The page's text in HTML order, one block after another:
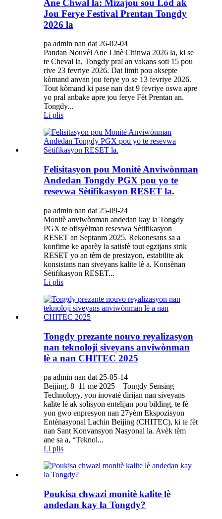
Ane Chwal la: Mizajou sou Lòd ak
Jou Ferye Festival Prentan Tongdy
2026 la
pa admin nan dat 26-02-04
Pandan Nouvèl Ane Linè Chinwa 2026 la, ki se
te Cheval la, Tongdy pral an vakans soti 15 pou
rive 23 fevriye 2026. Dat limit pou aksepte
kòmand anvan jou ferye yo se 13 fevriye 2026.
Tout kòmand ki pase nan dat 9 fevriye oswa apre
yo pral anbake apre jou ferye Fèt Prentan an.
Tongdy...
Li plis
Felisitasyon pou Monitè Anviwònman
Andedan Tongdy PGX pou yo te
resevwa Sètifikasyon RESET la.
pa admin nan dat 25-09-24
Monitè anviwònman andedan kay la Tongdy
PGX te ofisyèlman resevwa Sètifikasyon
RESET an Septanm 2025. Rekonesans sa a
konfime ke aparèy la satisfè tout egzijans strik
RESET yo an tèm de presizyon, estabilite ak
konsistans nan siveyans kalite lè a. Konsènan
Sètifikasyon RESET...
Li plis
Tongdy prezante nouvo reyalizasyon
nan teknoloji siveyans anviwònman
lè a nan CHITEC 2025
pa admin nan dat 25-05-14
Beijing, 8–11 me 2025 – Tongdy Sensing
Technology, yon inovatè dirijan nan siveyans
kalite lè ak solisyon entelijan pou bilding, te fè
yon gwo enpresyon nan 27yèm Ekspozisyon
Entènasyonal Lachin Beijing (CHITEC), ki te fèt
nan Sant Konvansyon Nasyonal la. Avèk tèm
ane sa a, “Teknol...
Li plis
Poukisa chwazi monitè kalite lè
andedan kay la Tongdy?